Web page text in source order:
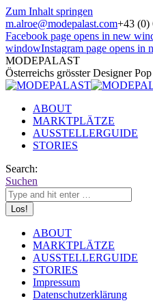
Zum Inhalt springen
m.alroe@modepalast.com+43 (0)
Facebook page opens in new
windowInstagram page opens in
MODEPALAST
Österreichs grösster Designer
ABOUT
MARKTPLÄTZE
AUSSTELLERGUIDE
STORIES
Search:
Suchen
ABOUT
MARKTPLÄTZE
AUSSTELLERGUIDE
STORIES
Impressum
Datenschutzerklärung